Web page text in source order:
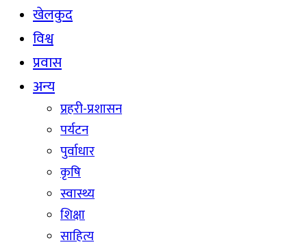
खेलकुद
विश्व
प्रवास
अन्य
प्रहरी-प्रशासन
पर्यटन
पुर्वाधार
कृषि
स्वास्थ्य
शिक्षा
साहित्य